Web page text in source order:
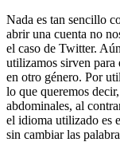
Nada es tan sencillo
abrir una cuenta no
el caso de Twitter.
utilizamos sirven para
en otro género. Por
lo que queremos
abdominales, al
el idioma utilizado es
sin cambiar las